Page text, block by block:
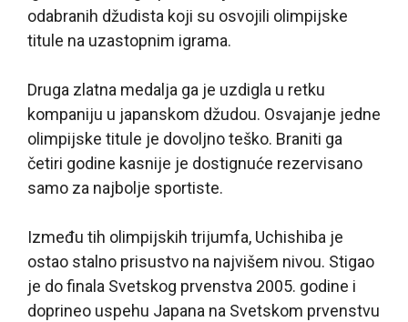
odabranih džudista koji su osvojili olimpijske
titule na uzastopnim igrama.
Druga zlatna medalja ga je uzdigla u retku
kompaniju u japanskom džudou. Osvajanje jedne
olimpijske titule je dovoljno teško. Braniti ga
četiri godine kasnije je dostignuće rezervisano
samo za najbolje sportiste.
Između tih olimpijskih trijumfa, Uchishiba je
ostao stalno prisustvo na najvišem nivou. Stigao
je do finala Svetskog prvenstva 2005. godine i
doprineo uspehu Japana na Svetskom prvenstvu